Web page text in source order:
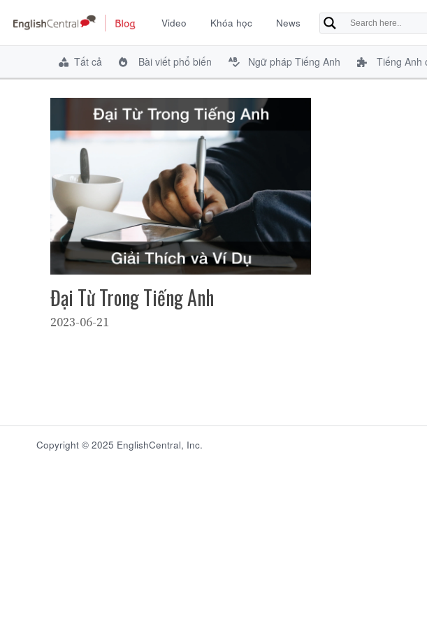
Video Khóa học News
Tất cả Bài viết phổ biến Ngữ pháp Tiếng Anh Tiếng Anh
Chuyển
nội
Đại Từ Trong Tiếng Anh
2023-06-21
Copyright © 2025 EnglishCentral, Inc.